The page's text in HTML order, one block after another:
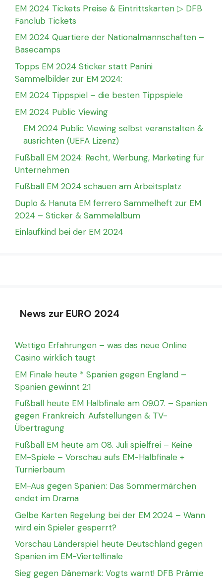
EM 2024 Tickets Preise & Eintrittskarten ▷ DFB
Fanclub Tickets
EM 2024 Quartiere der Nationalmannschaften –
Basecamps
Topps EM 2024 Sticker statt Panini
Sammelbilder zur EM 2024:
EM 2024 Tippspiel – die besten Tippspiele
EM 2024 Public Viewing
EM 2024 Public Viewing selbst veranstalten &
ausrichten (UEFA Lizenz)
Fußball EM 2024: Recht, Werbung, Marketing für
Unternehmen
Fußball EM 2024 schauen am Arbeitsplatz
Duplo & Hanuta EM ferrero Sammelheft zur EM
2024 – Sticker & Sammelalbum
Einlaufkind bei der EM 2024
News zur EURO 2024
Wettigo Erfahrungen – was das neue Online
Casino wirklich taugt
EM Finale heute * Spanien gegen England –
Spanien gewinnt 2:1
Fußball heute EM Halbfinale am 09.07. – Spanien
gegen Frankreich: Aufstellungen & TV-
Übertragung
Fußball EM heute am 08. Juli spielfrei – Keine
EM-Spiele – Vorschau aufs EM-Halbfinale +
Turnierbaum
EM-Aus gegen Spanien: Das Sommermärchen
endet im Drama
Gelbe Karten Regelung bei der EM 2024 – Wann
wird ein Spieler gesperrt?
Vorschau Länderspiel heute Deutschland gegen
Spanien im EM-Viertelfinale
Sieg gegen Dänemark: Vogts warnt! DFB Prämie